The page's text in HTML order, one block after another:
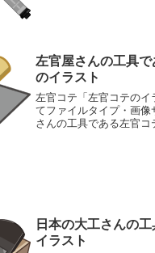
左官屋さんの工具
のイラスト
左官コテ「左官コテのイ
てファイルタイプ・画像
さんの工具である左官コ
日本の大工さんの
イラスト